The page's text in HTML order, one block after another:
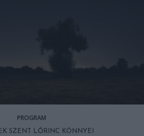
PROGRAM
SZENT LŐRINC KÖNNYEI